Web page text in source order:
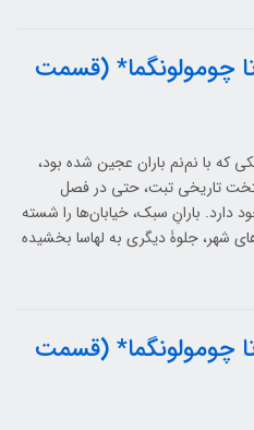
چومولونگما* (قسمت
که با نم‌نم باران عجین شده بود،
تاریخی تبت، حتی در فصل
بارانِ سبک، خیابان‌ها را شسته
شهر، جلوۀ دیگری به لهاسا بخشیده
چومولونگما* (قسمت